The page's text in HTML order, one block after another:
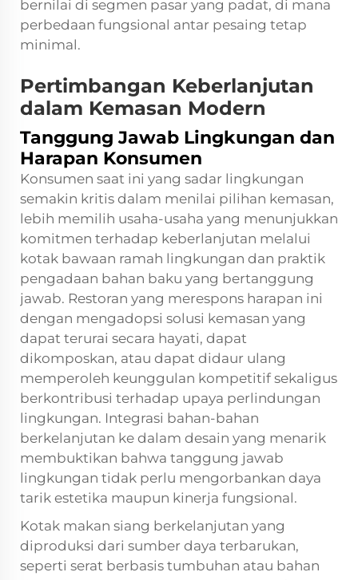
bernilai di segmen pasar yang padat, di mana
perbedaan fungsional antar pesaing tetap
minimal.
Pertimbangan Keberlanjutan
dalam Kemasan Modern
Tanggung Jawab Lingkungan dan
Harapan Konsumen
Konsumen saat ini yang sadar lingkungan
semakin kritis dalam menilai pilihan kemasan,
lebih memilih usaha-usaha yang menunjukkan
komitmen terhadap keberlanjutan melalui
kotak bawaan ramah lingkungan dan praktik
pengadaan bahan baku yang bertanggung
jawab. Restoran yang merespons harapan ini
dengan mengadopsi solusi kemasan yang
dapat terurai secara hayati, dapat
dikomposkan, atau dapat didaur ulang
memperoleh keunggulan kompetitif sekaligus
berkontribusi terhadap upaya perlindungan
lingkungan. Integrasi bahan-bahan
berkelanjutan ke dalam desain yang menarik
membuktikan bahwa tanggung jawab
lingkungan tidak perlu mengorbankan daya
tarik estetika maupun kinerja fungsional.
Kotak makan siang berkelanjutan yang
diproduksi dari sumber daya terbarukan,
seperti serat berbasis tumbuhan atau bahan